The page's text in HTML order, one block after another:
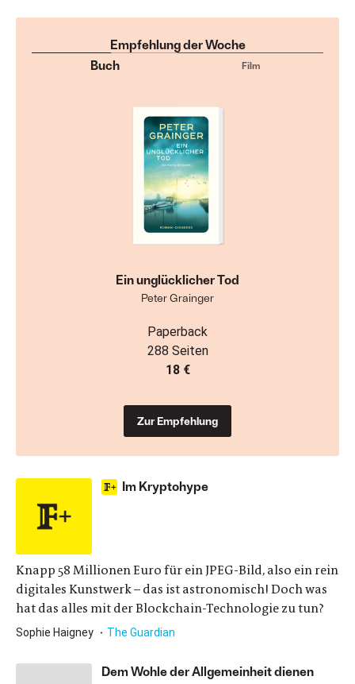
Im Kryptohype
Knapp 58 Millionen Euro für ein JPEG-Bild, also ein rein
digitales Kunstwerk – das ist astronomisch! Doch was
hat das alles mit der Blockchain-Technologie zu tun?
Sophie Haigney The Guardian
Dem Wohle der Allgemeinheit dienen
Empfehlung der Woche
Buch
Film
Ein unglücklicher Tod
Peter Grainger
Paperback
288 Seiten
18 €
Zur Empfehlung